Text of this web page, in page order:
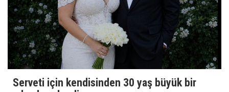
Serveti için kendisinden 30 yaş büyük bir